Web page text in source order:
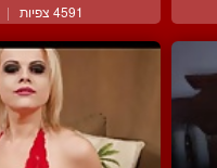
4591 צפיות |